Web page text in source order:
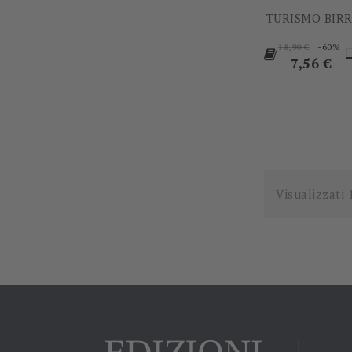
TURISMO
Prezzo
base
18,90 € -60%
Prezzo
7,56 €
Visualizzati